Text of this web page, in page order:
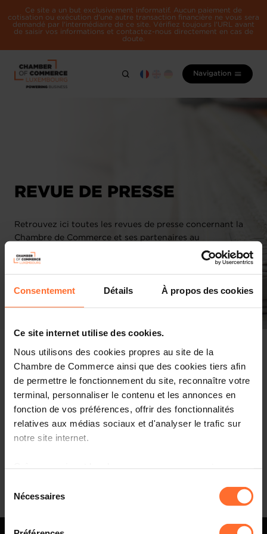
Consentement Détails À propos des cookies
Ce site internet utilise des cookies.
Nous utilisons des cookies propres au site de la
Chambre de Commerce ainsi que des cookies tiers afin
de permettre le fonctionnement du site, reconnaître votre
terminal, personnaliser le contenu et les annonces en
fonction de vos préférences, offrir des fonctionnalités
relatives aux médias sociaux et d'analyser le trafic sur
notre site internet.
à l’exception des cookies strictement nécessaires au
fonctionnement du site. Une description des différents
cookies est accessible sous l’onglet « Détails » ci-
Nécessaires
Ce site a un but exclusivement informatif. Aucun paiement de
cotisation ou exécution d'une autre transaction financière ne vous sera
demandé par l'intermédiaire de ce site. Vérifiez toujours l'URL avant
de saisir vos informations et contactez-nous directement en cas de
doute.
Navigation
REVUE DE PRESSE
Retrouvez ici toutes les revues de presse concernant la
Chambre de Commerce et ses partenaires au
Luxembourg
À Osaka, le pavillon luxembourgeois sacré pour sa
durabilité